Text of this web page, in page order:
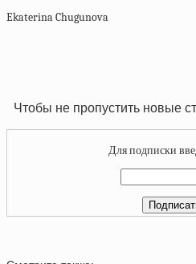
Ekaterina Chugunova
Чтобы не пропустить новые
Для подписки